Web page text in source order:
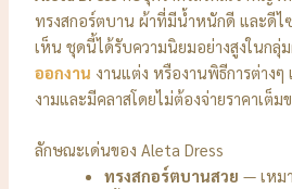
ทรงสกอร์ตบาน ผ้าที่มีน้ำหนักดี และดีไ
เห็น ชุดนี้ได้รับความนิยมอย่างสูงในกลุ่
ออกงาน งานแต่ง หรืองานพิธีการต่างๆ
งามและมีคลาสโดยไม่ต้องจ่ายราคาเต็ม
ลักษณะเด่นของ Aleta Dress
ทรงสกอร์ตบานสวย — เหม